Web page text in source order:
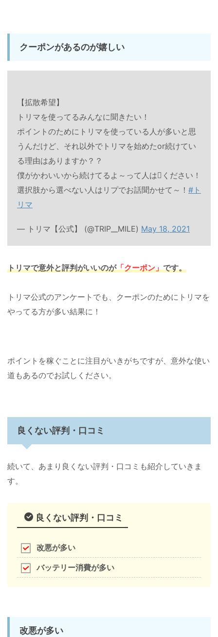
クーポンがあるのが嬉しい
【拡散希望】
トリマを使ってるみんなに聞きたい！
ポイントのためにトリマを使っている人が多いと思
うんだけど、それ以外でトリマを始めたor続けてい
る理由はありますか？？
僕がかわいいから続けてるよ～って人はください！
選択肢から選べない人はリプでお話聞かせて～！ #ト
リマ
— トリマ【公式】 (@TRIP__MILE) May 18, 2021
トリマで意外と評判がいいのが「クーポン」です。
トリマ公式のアンケートでも、クーポンのためにトリマを
やってる方が多い結果に！
ポイントを稼ぐことに注目がいきがちですが、意外な使い
道もあるのでお試しください。
良くない評判・口コミ
続いて、あまり良くない評判・口コミも紹介していきま
す。
良くない評判・口コミ
改悪が多い
バッテリー消費が多い
改悪が多い